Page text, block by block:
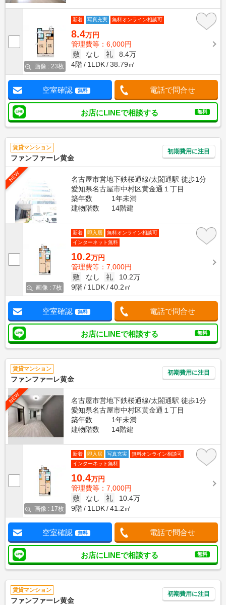
画像 : 23枚
新着 写真充実 無料オンライン相談可
8.4万円
管理費等：6,000円
敷
なし 礼
8.4万
4階
1LDK 38.79㎡
空室確認 無料 電話で問合せ
お店にLINEで相談する 無料
賃貸マンション
ファンファーレ黄金
初期費用に注目
NEW
名古屋市営地下鉄桜通線/太閤通駅 徒歩1分
愛知県名古屋市中村区黄金通１丁目
築年数
1年未満
建物階数
14階建
画像 : 7枚
新着 即入居
無料オンライン相談可
インターネット無料
10.2万円
管理費等：7,000円
敷
なし 礼
10.2万
9階
1LDK 40.2㎡
空室確認 無料 電話で問合せ
お店にLINEで相談する 無料
賃貸マンション
ファンファーレ黄金
初期費用に注目
NEW
名古屋市営地下鉄桜通線/太閤通駅 徒歩1分
愛知県名古屋市中村区黄金通１丁目
築年数
1年未満
建物階数
14階建
画像 : 17枚
新着 即入居 写真充実
無料オンライン相談可
インターネット無料
10.4万円
管理費等：7,000円
敷
なし 礼
10.4万
9階
1LDK 41.2㎡
空室確認 無料 電話で問合せ
お店にLINEで相談する 無料
賃貸マンション
ファンファーレ黄金
初期費用に注目